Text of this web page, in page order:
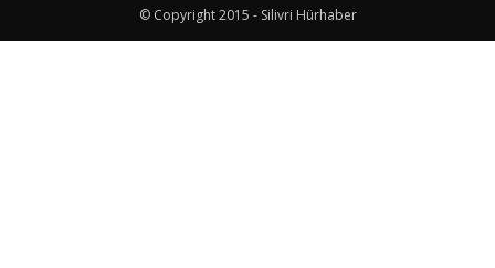
© Copyright 2015 - Silivri Hürhaber